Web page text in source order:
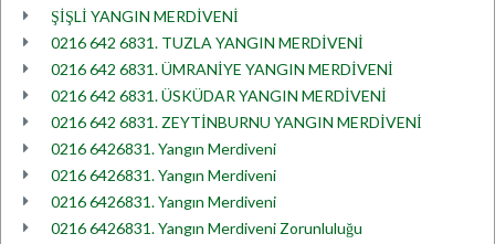
ŞİŞLİ YANGIN MERDİVENİ
0216 642 6831. TUZLA YANGIN MERDİVENİ
0216 642 6831. ÜMRANİYE YANGIN MERDİVENİ
0216 642 6831. ÜSKÜDAR YANGIN MERDİVENİ
0216 642 6831. ZEYTİNBURNU YANGIN MERDİVENİ
0216 6426831. Yangın Merdiveni
0216 6426831. Yangın Merdiveni
0216 6426831. Yangın Merdiveni
0216 6426831. Yangın Merdiveni Zorunluluğu